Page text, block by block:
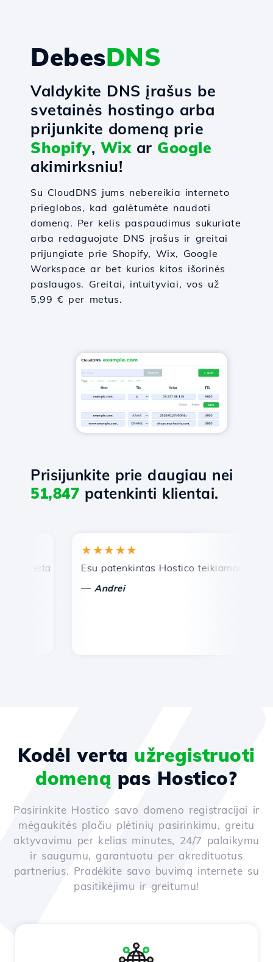
DebesDNS
Valdykite DNS įrašus be
svetainės hostingo arba
prijunkite domeną prie
Shopify, Wixar Google
akimirksniu!
Su CloudDNS jums nebereikia interneto
prieglobos, kad galėtumėte naudoti
domeną. Per kelis paspaudimus sukuriate
arba redaguojate DNS įrašus ir greitai
prijungiate prie Shopify, Wix, Google
Workspace ar bet kurios kitos išorinės
paslaugos. Greitai, intuityviai, vos už
5,99 € per metus.
Prisijunkite prie daugiau nei
51,847 patenkinti klientai.
ir efektyvi techninė pagalba.
★★★★★
Esu patenkintas Hostico teikiamomis
Andrei
Kodėl verta užregistruoti
domeną pas Hostico?
Pasirinkite Hostico savo domeno registracijai ir
mėgaukitės plačiu plėtinių pasirinkimu, greitu
aktyvavimu per kelias minutes, 24/7 palaikymu
ir saugumu, garantuotu per akredituotus
partnerius. Pradėkite savo buvimą internete su
pasitikėjimu ir greitumu!